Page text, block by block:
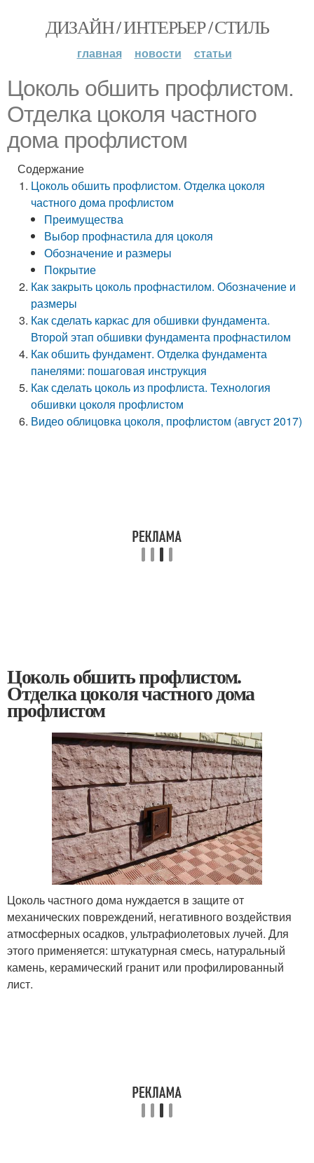
ДИЗАЙН / ИНТЕРЬЕР / СТИЛЬ
главная новости статьи
Цоколь обшить профлистом.
Отделка цоколя частного
дома профлистом
Содержание
Цоколь обшить профлистом. Отделка цоколя
частного дома профлистом
Преимущества
Выбор профнастила для цоколя
Обозначение и размеры
Покрытие
Как закрыть цоколь профнастилом. Обозначение и
размеры
Как сделать каркас для обшивки фундамента.
Второй этап обшивки фундамента профнастилом
Как обшить фундамент. Отделка фундамента
панелями: пошаговая инструкция
Как сделать цоколь из профлиста. Технология
обшивки цоколя профлистом
Видео облицовка цоколя, профлистом (август 2017)
Цоколь обшить профлистом.
Отделка цоколя частного дома
профлистом
Цоколь частного дома нуждается в защите от
механических повреждений, негативного воздействия
атмосферных осадков, ультрафиолетовых лучей. Для
этого применяется: штукатурная смесь, натуральный
камень, керамический гранит или профилированный
лист.